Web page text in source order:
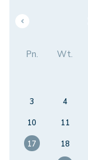
Pn. Wt.
3
4
10
11
17
18